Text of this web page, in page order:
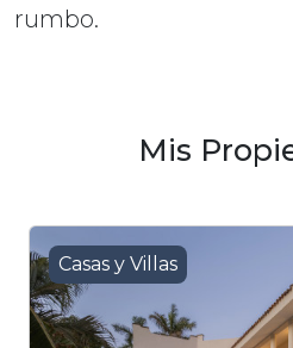
rumbo.
Mis
Casas y Villas